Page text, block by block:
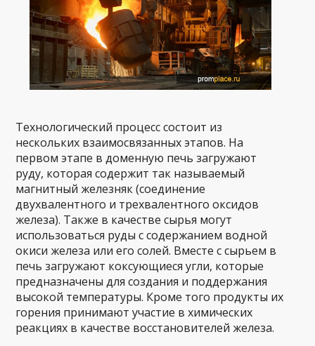
Технологический процесс состоит из
нескольких взаимосвязанных этапов. На
первом этапе в доменную печь загружают
руду, которая содержит так называемый
магнитный железняк (соединение
двухвалентного и трехвалентного оксидов
железа). Также в качестве сырья могут
использоваться руды с содержанием водной
окиси железа или его солей. Вместе с сырьем в
печь загружают коксующиеся угли, которые
предназначены для создания и поддержания
высокой температуры. Кроме того продукты их
горения принимают участие в химических
реакциях в качестве восстановителей железа.